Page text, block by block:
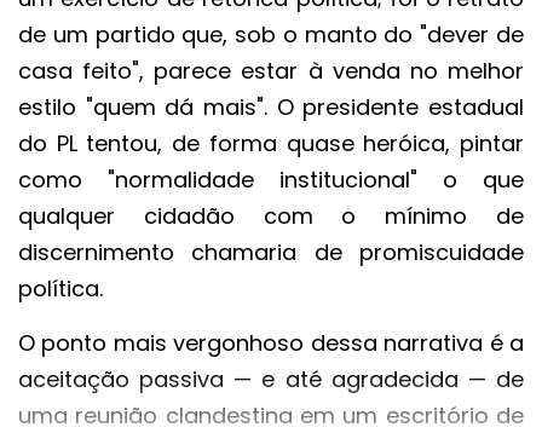
de um partido que, sob o manto do "dever de
casa feito", parece estar à venda no melhor
estilo "quem dá mais". O presidente estadual
do PL tentou, de forma quase heróica, pintar
como "normalidade institucional" o que
qualquer cidadão com o mínimo de
discernimento chamaria de promiscuidade
política.
O ponto mais vergonhoso dessa narrativa é a
aceitação passiva — e até agradecida — de
uma reunião clandestina em um escritório de